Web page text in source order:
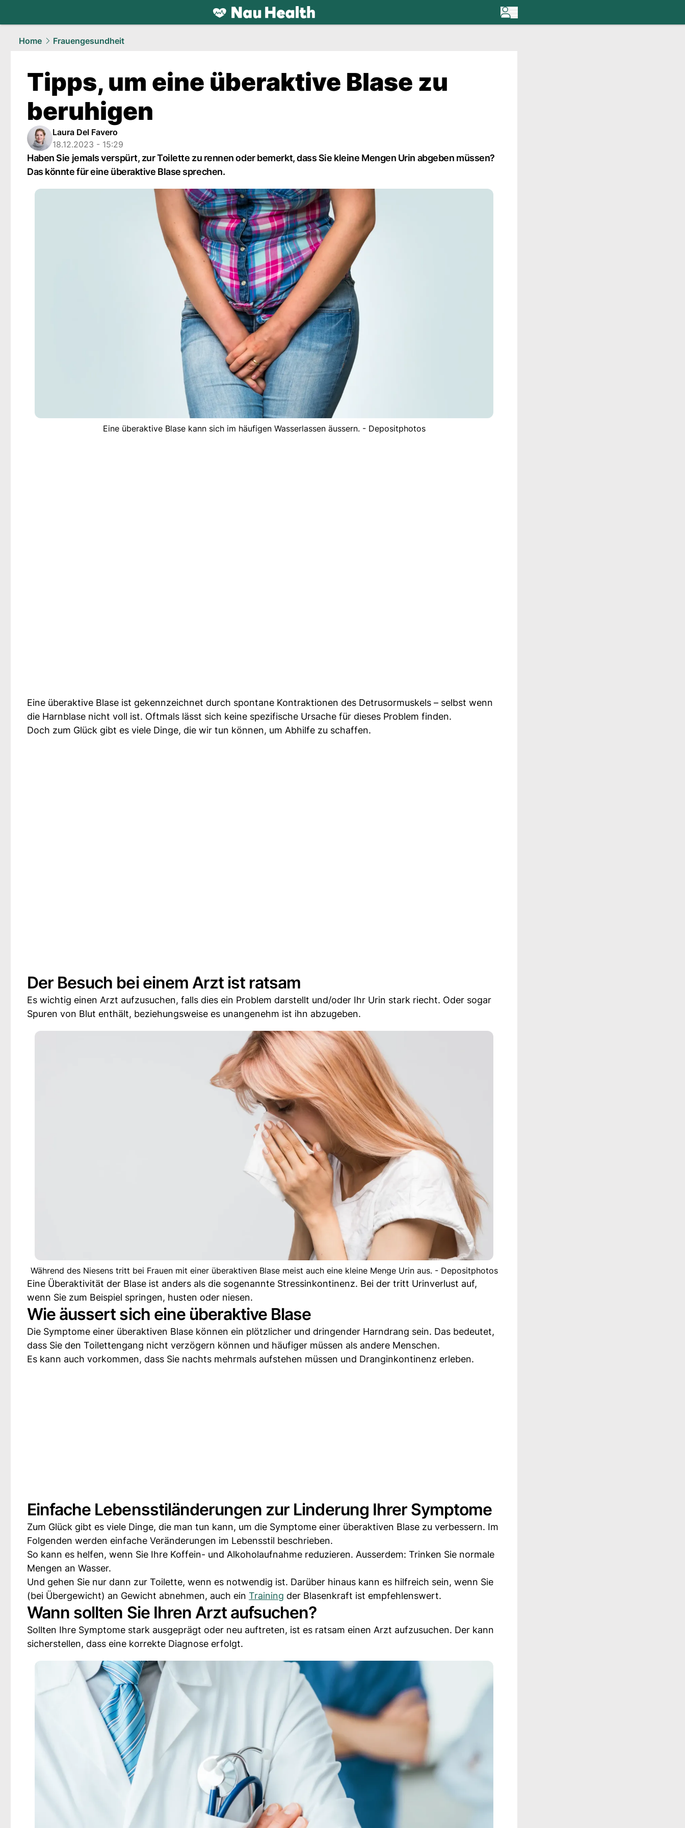
health.NAU.ch
Home
Frauengesundheit
Tipps, um eine überaktive Blase zu
beruhigen
Laura Del Favero
18.12.2023 - 15:29
Haben Sie jemals verspürt, zur Toilette zu rennen oder bemerkt, dass Sie kleine Mengen Urin abgeben müssen?
Das könnte für eine überaktive Blase sprechen.
Eine überaktive Blase kann sich im häufigen Wasserlassen äussern. - Depositphotos
Eine überaktive Blase ist gekennzeichnet durch spontane Kontraktionen des Detrusormuskels – selbst wenn
die Harnblase nicht voll ist. Oftmals lässt sich keine spezifische Ursache für dieses Problem finden.
Doch zum Glück gibt es viele Dinge, die wir tun können, um Abhilfe zu schaffen.
Der Besuch bei einem Arzt ist ratsam
Es wichtig einen Arzt aufzusuchen, falls dies ein Problem darstellt und/oder Ihr Urin stark riecht. Oder sogar
Spuren von Blut enthält, beziehungsweise es unangenehm ist ihn abzugeben.
Während des Niesens tritt bei Frauen mit einer überaktiven Blase meist auch eine kleine Menge Urin aus. - Depositphotos
Eine Überaktivität der Blase ist anders als die sogenannte Stressinkontinenz. Bei der tritt Urinverlust auf,
wenn Sie zum Beispiel springen, husten oder niesen.
Wie äussert sich eine überaktive Blase
Die Symptome einer überaktiven Blase können ein plötzlicher und dringender Harndrang sein. Das bedeutet,
dass Sie den Toilettengang nicht verzögern können und häufiger müssen als andere Menschen.
Es kann auch vorkommen, dass Sie nachts mehrmals aufstehen müssen und Dranginkontinenz erleben.
Einfache Lebensstiländerungen zur Linderung Ihrer Symptome
Zum Glück gibt es viele Dinge, die man tun kann, um die Symptome einer überaktiven Blase zu verbessern. Im
Folgenden werden einfache Veränderungen im Lebensstil beschrieben.
So kann es helfen, wenn Sie Ihre Koffein- und Alkoholaufnahme reduzieren. Ausserdem: Trinken Sie normale
Mengen an Wasser.
Und gehen Sie nur dann zur Toilette, wenn es notwendig ist. Darüber hinaus kann es hilfreich sein, wenn Sie
(bei Übergewicht) an Gewicht abnehmen, auch ein Training der Blasenkraft ist empfehlenswert.
Wann sollten Sie Ihren Arzt aufsuchen?
Sollten Ihre Symptome stark ausgeprägt oder neu auftreten, ist es ratsam einen Arzt aufzusuchen. Der kann
sicherstellen, dass eine korrekte Diagnose erfolgt.